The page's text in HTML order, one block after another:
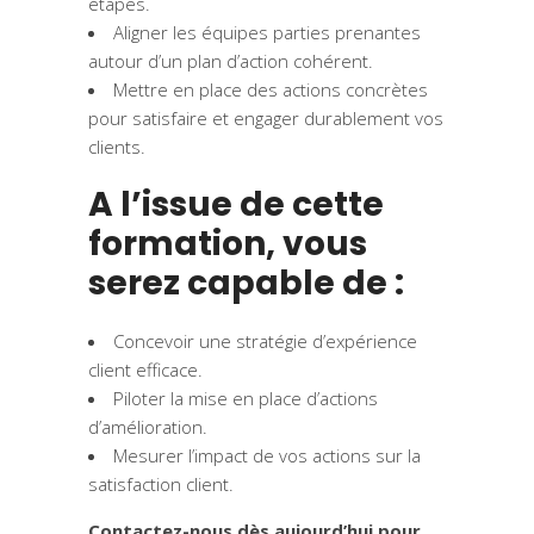
Aligner les équipes parties prenantes
autour d’un plan d’action cohérent.
Mettre en place des actions concrètes
pour satisfaire et engager durablement vos
clients.
A l’issue de cette
formation, vous
serez capable de :
Concevoir une stratégie d’expérience
client efficace.
Piloter la mise en place d’actions
d’amélioration.
Mesurer l’impact de vos actions sur la
satisfaction client.